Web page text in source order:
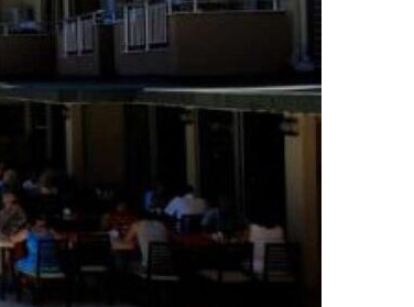
вул. Сумська 77/79
+38 (067) 180-32-43,
+38 (099) 180-32-43,
kh_city@aventour.ua
Пн. - Пт. 9:00 - 18:00
Сб 10:00 - 15:00